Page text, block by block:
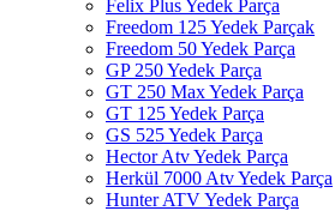
Felix Plus Yedek Parça
Freedom 125 Yedek Parçak
Freedom 50 Yedek Parça
GP 250 Yedek Parça
GT 250 Max Yedek Parça
GT 125 Yedek Parça
GS 525 Yedek Parça
Hector Atv Yedek Parça
Herkül 7000 Atv Yedek Parça
Hunter ATV Yedek Parça